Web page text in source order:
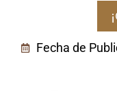
Fecha de